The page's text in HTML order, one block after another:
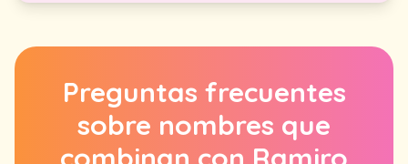
Preguntas frecuentes
sobre nombres que